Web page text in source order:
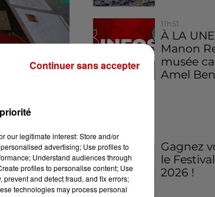
11h51
À LA
Manon
musée
Amel
Gagnez
le
2026 !
our legitimate interest: Store and/or
advertising; Use profiles to
Understand audiences through
profiles to personalise content; Use
and detect fraud, and fix errors;
technologies may process personal
Continuer sans accepter